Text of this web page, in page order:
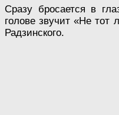
Сразу бросается в
голове звучит «Не
Радзинского.